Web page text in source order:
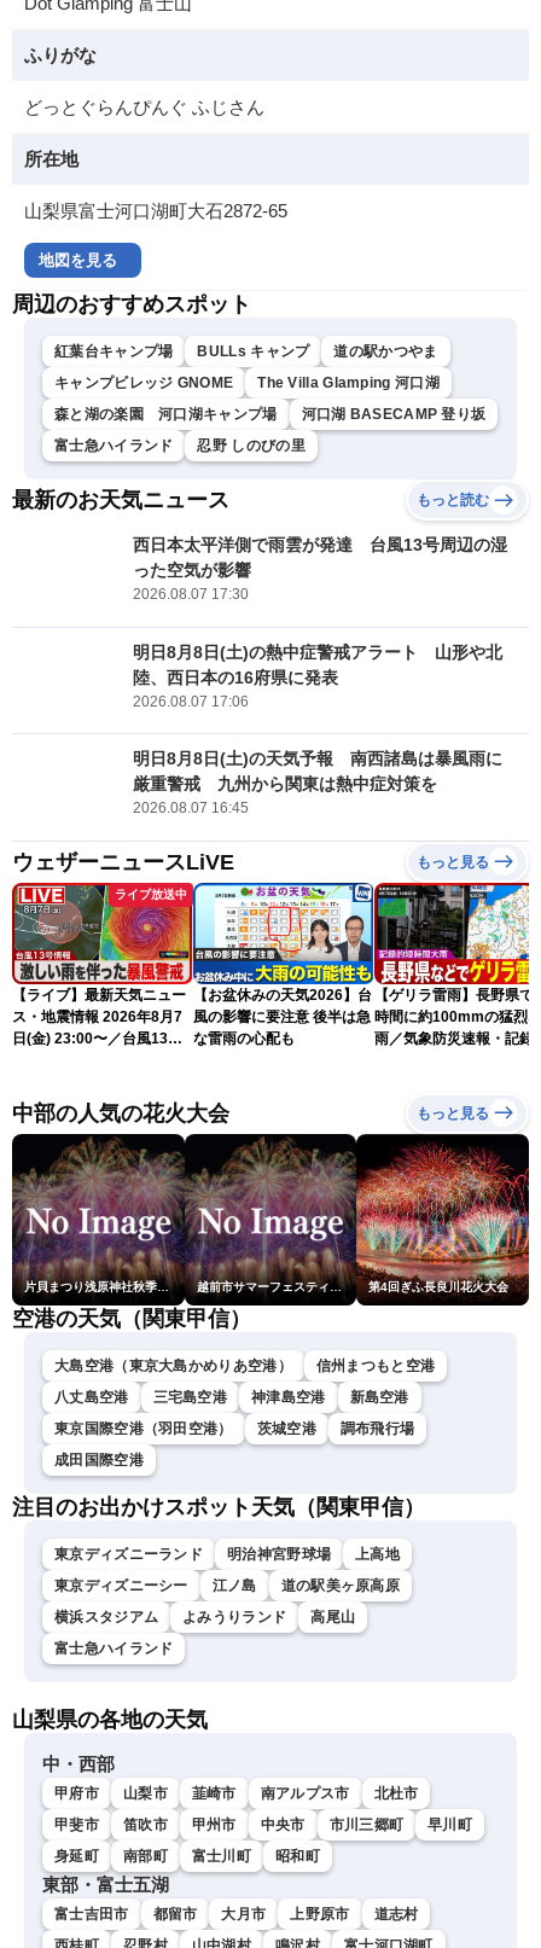
ふりがな
どっとぐらんぴんぐ ふじさん
所在地
山梨県富士河口湖町大石2872-65
地図を見る
周辺のおすすめスポット
紅葉台キャンプ場 BULLs キャンプ
道の駅かつやま
キャンプビレッジ GNOME
The Villa Glamping 河口湖
森と湖の楽園 河口湖キャンプ場
河口湖 BASECAMP 登り坂
富士急ハイランド
忍野 しのびの里
最新のお天気ニュース もっと読む
西日本太平洋側で雨雲が発達 台風13号周辺の湿
った空気が影響
2026.08.07 17:30
明日8月8日(土)の熱中症警戒アラート 山形や北
陸、西日本の16府県に発表
2026.08.07 17:06
明日8月8日(土)の天気予報 南西諸島は暴風雨に
厳重警戒 九州から関東は熱中症対策を
2026.08.07 16:45
ウェザーニュースLiVE もっと見る
ライブ放送中
【ライブ】最新天気ニュー
ス・地震情報 2026年8月7
日(金) 23:00〜／台風13号
【お盆休みの天気2026】台
風の影響に要注意 後半は急
な雷雨の心配も
【ゲリラ雷雨】長野県で1
時間に約100mmの猛烈な
雨／気象防災速報・記録
中部の人気の花火大会 もっと見る
片貝まつり浅原神社秋季例大祭奉納大煙火 越前市サマーフェスティバル花火大会 第4回ぎふ長良川花火大会
空港の天気（関東甲信）
大島空港（東京大島かめりあ空港）
信州まつもと空港
八丈島空港
三宅島空港 神津島空港
新島空港
東京国際空港（羽田空港）
茨城空港
調布飛行場
成田国際空港
注目のお出かけスポット天気（関東甲信）
東京ディズニーランド 明治神宮野球場
上高地
東京ディズニーシー
江ノ島
道の駅美ヶ原高原
横浜スタジアム
よみうりランド
高尾山
富士急ハイランド
山梨県の各地の天気
中・西部
甲府市 山梨市 韮崎市 南アルプス市
北杜市
甲斐市
笛吹市 甲州市 中央市 市川三郷町
早川町
身延町
南部町 富士川町 昭和町
東部・富士五湖
富士吉田市 都留市 大月市 上野原市
道志村